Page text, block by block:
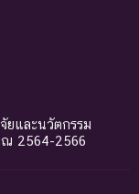
ยและนวัตกรรม
ณ 2564-2566